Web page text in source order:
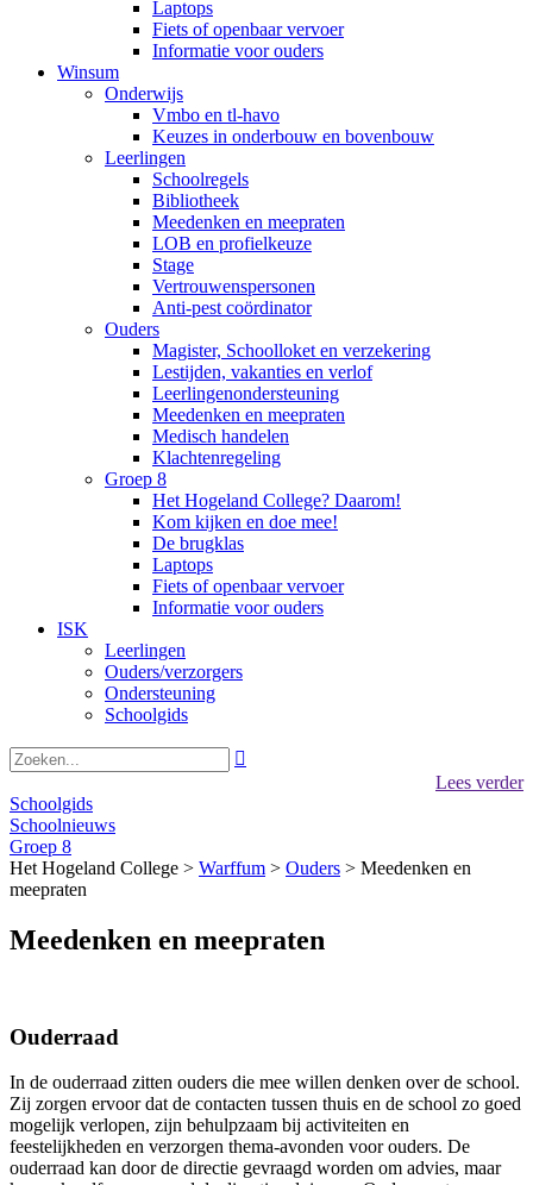
Laptops
Fiets of openbaar vervoer
Informatie voor ouders
Winsum
Onderwijs
Vmbo en tl-havo
Keuzes in onderbouw en bovenbouw
Leerlingen
Schoolregels
Bibliotheek
Meedenken en meepraten
LOB en profielkeuze
Stage
Vertrouwenspersonen
Anti-pest coördinator
Ouders
Magister, Schoolloket en verzekering
Lestijden, vakanties en verlof
Leerlingenondersteuning
Meedenken en meepraten
Medisch handelen
Klachtenregeling
Groep 8
Het Hogeland College? Daarom!
Kom kijken en doe mee!
De brugklas
Laptops
Fiets of openbaar vervoer
Informatie voor ouders
ISK
Leerlingen
Ouders/verzorgers
Ondersteuning
Schoolgids

Lees verder
Schoolgids
Schoolnieuws
Groep 8
Het Hogeland College > Warffum > Ouders > Meedenken en
meepraten
Meedenken en meepraten
Ouderraad
In de ouderraad zitten ouders die mee willen denken over de school.
Zij zorgen ervoor dat de contacten tussen thuis en de school zo goed
mogelijk verlopen, zijn behulpzaam bij activiteiten en
feestelijkheden en verzorgen thema-avonden voor ouders. De
ouderraad kan door de directie gevraagd worden om advies, maar